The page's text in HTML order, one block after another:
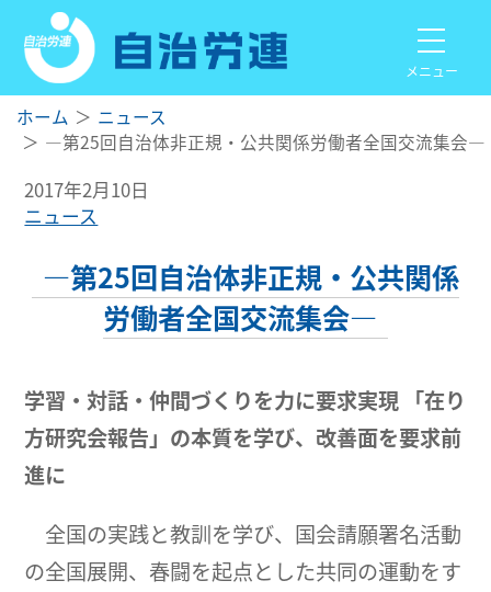
メニュー
ホーム
ニュース
―第25回自治体非正規・公共関係労働者全国交流集会―
2017年2月10日
ニュース
―第25回自治体非正規・公共関係
労働者全国交流集会―
学習・対話・仲間づくりを力に要求実現 「在り
方研究会報告」の本質を学び、改善面を要求前
進に
全国の実践と教訓を学び、国会請願署名活動
の全国展開、春闘を起点とした共同の運動をす